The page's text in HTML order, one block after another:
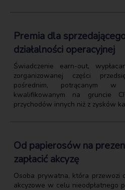
Premia dla
działalności operacyjnej
Świadczenie earn-out,
zorganizowanej części
pośrednim, potrącanym w
kwalifikowanym na gruncie
przychodów innych niż z zysków
Od papierosów na
zapłacić akcyzę
Osoba prywatna, która przewozi
akcyzowe w celu nieodpłatnego